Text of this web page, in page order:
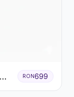
RON699